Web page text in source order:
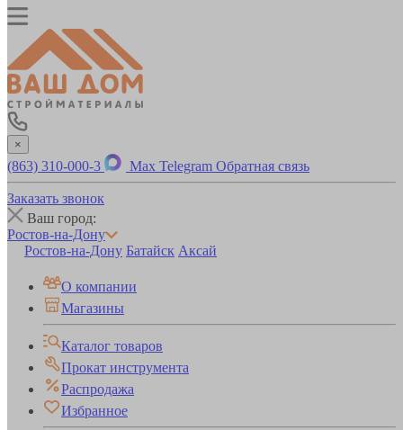
×
(863) 310-000-3 Max Telegram Обратная связь
Заказать звонок
Ваш город:
Ростов-на-Дону
Ростов-на-Дону Батайск Аксай
О компании
Магазины
Каталог товаров
Прокат инструмента
Распродажа
Избранное